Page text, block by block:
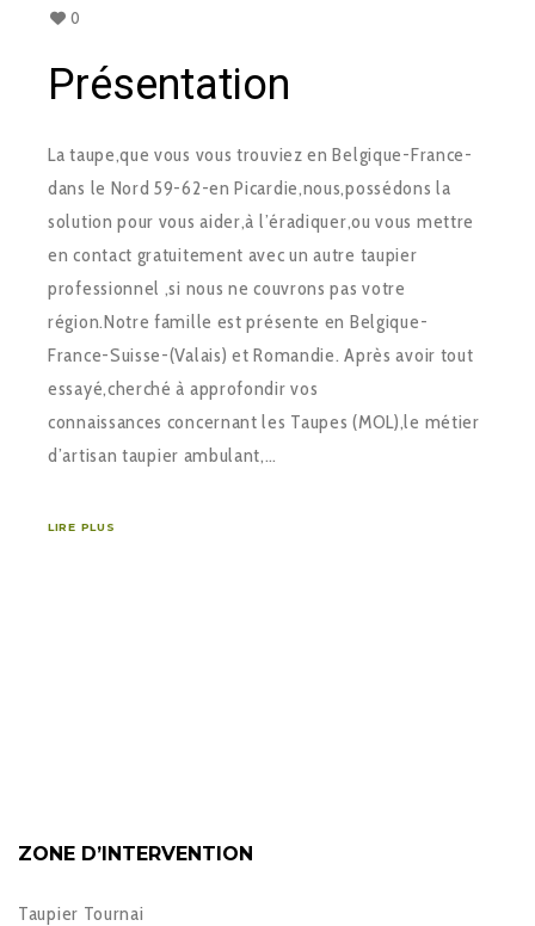
0
Présentation
La taupe,que vous vous trouviez en Belgique-France-
dans le Nord 59-62-en Picardie,nous,possédons la
solution pour vous aider,à l’éradiquer,ou vous mettre
en contact gratuitement avec un autre taupier
professionnel ,si nous ne couvrons pas votre
région.Notre famille est présente en Belgique-
France-Suisse-(Valais) et Romandie. Après avoir tout
essayé,cherché à approfondir vos
connaissances concernant les Taupes (MOL),le métier
d’artisan taupier ambulant,…
LIRE PLUS
ZONE D’INTERVENTION
Taupier Tournai